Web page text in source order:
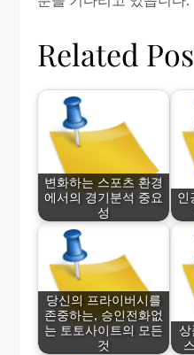
Related
변화하는 스포츠 환경
에서의 경기분석 중요
성
인
당신의 프라이버시를
존중하는, 승인전화없
는 토토사이트의 모든
것